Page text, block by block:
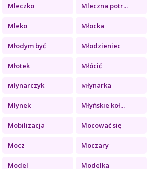
Mleczko Mleczna potr...
Mleko Młocka
Młodym być Młodzieniec
Młotek Młócić
Młynarczyk Młynarka
Młynek Młyńskie koł...
Mobilizacja Mocować się
Mocz Moczary
Model Modelka